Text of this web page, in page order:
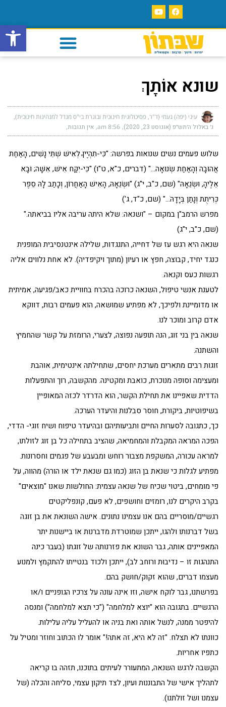
פתח
שונא אוֹתָךְ
עיני (יפה) נעמי (ד"ר, פסיכולוגית חינוכית ובוגרת בי"ס מנדל למנהיגות חינוכית)
ג׳ באלול ה׳תש״פ (אוגוסט 23, 2020) 8:56 am אין תגובות
שלוש פעמים נשים שנואות בפרשה: "כִּי-תִהְיֶיןָ לְאִישׁ שְׁתֵּי נָשִׁים, הָאַחַת
אֲהוּבָה וְהָאַחַת שְׂנוּאָה…" (דברים, כ"א, ט"ו) "כִּי-יִקַּח אִישׁ, אִשָּׁה; וּבָא
אֵלֶיהָ, וּשְׂנֵאָהּ" (שם, כ"ב, י"ג) "וּשְׂנֵאָהּ, הָאִישׁ הָאַחֲרוֹן, וְכָתַב לָהּ סֵפֶר
כְּרִיתֻת וְנָתַן בְּיָדָהֹּ…" (שם, כ"ד, ג')
מפרש הרמב"ן במקום – "ושנאה: שלא היתה עריבה אליו בביאתה."
(שם, כ"ב, י"ג)
שנאה היא רגש עז של דחייה, התנגדות, שלילה אינטנסיבית המופנית
כנגד יחיד, קבוצה, חפץ או רעיון (מתוך ויקיפדיה). לא אחת נלווים אליה
רגשות כעס וקנאה.
לטענת אנשי טיפול, השנאה כרוכה בהכרח בחוויית כאב/פגיעה, אמיתית
או מדומיינת ולפיכך, לא מפתיע שמושאה, הוא פעמים רבות, דווקא
אדם קרוב ומוכר לנו.
שנאה בין בני זוג, הנה תופעה נפוצה, לצערי, הרומזת על קשר שהחמיץ
והשתנה.
זוגות רבים מתארים מערכת יחסים, שתחילתה אינטימית, אוהבת
ומעצימה וסופה מנוכרת, כואבת ומקטינה. מהקשבה, רוך והתפעלות
הדדית שאפיינו את תחילת הקשר, הוא הדרדר לכזה המאופיין
בשיפוטיות, ביקורת, חוסר סבלנות והיעדר הערכה.
כך, כתגובה לסערות החיים ותביעותיהם ובהיעדר טיפוח ושיח זוגי- הדדי,
הפכה המראה המקבלת והמחמיאה, שהציב בתחילה כל בן זוג לזולתו,
למראה עכורה, המשקפת מצבור רוחש ומבעבע של פגמים וחסרונות.
מפתיע לגלות כי שנאת בן הזוג (כמו גם שנאת ילד או הורה) מהווה, על
פי מומחים, ביטוי שכיח של שנאה עצמית: החולשות שאנו "מוצאים"
בקרב היקרים לנו, רומזים וחושפים, לא פעם, קונפליקטים
רגשיים/מוסריים בהם אנו עצמינו נתונים. אישה השונאת את בן זוגה
בשל דברנותו ולהגו, ייתכן שמוטרדת מדברנות או ביישנות יתר
המאפיינים אותה, גבר השונא את פזרנותה של זוגתו (בעבר כינה
התנהגות זו – נדיבוּת ורוחב לב), ייתכן ולכוד בנטייתו להתקמץ ולמנוע
מעצמו דברים, שהוא זקוק/חושק בהם.
בפרשתנו, גבר לוקח אישה, וזו אינה עונה על צרכיו הגופניים ו/או
הרגשיים. בתגובה הוא "יוצא למלחמה" ("כי תצא למלחמה") ומנסה
להיפטר ממנה, לנשל אותה ואת בניה או להעליל עליה עלילות.
כוונתו לא תצלח. "זה לא היא, זה אתה!" אומר לו הכתוב וחוזר ומטיל על
כתפיו אחריות.
הקשבה לרגש השנאה, המתעורר לעיתים בתוכנו, תזהה בו קריאה
לתהליך אישי של התבוננות ועיון, לצד תיקון עצמי, סליחה והכלה (של
עצמנו ושל זולתנו).